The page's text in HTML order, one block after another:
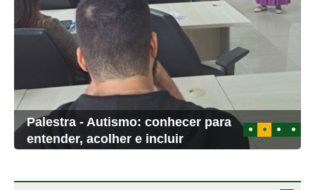
Palestra - Autismo: conhecer para
entender, acolher e incluir